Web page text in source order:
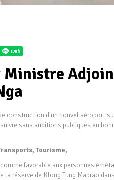
Ministre
construction d'un nouvel aéroport
sans auditions publiques en
Tourisme,
favorable aux personnes
la réserve de Klong Tung Maprao